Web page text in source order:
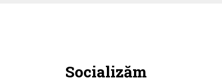
Socializăm